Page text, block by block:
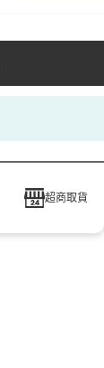
超商取貨